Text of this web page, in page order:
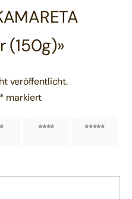
(150g)»
veröffentlicht.
* markiert
4 von 5 von